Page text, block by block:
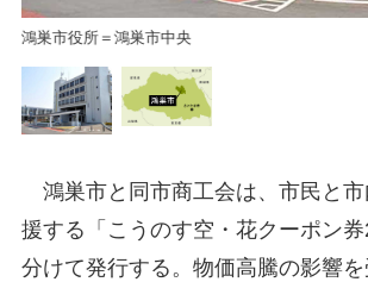
鴻巣市役所＝鴻巣市中央
鴻巣市と同市商工会は、市民と
援する「こうのす空・花クーポン
分けて発行する。物価高騰の影響